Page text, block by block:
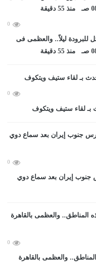
0
للبرودة ليلاً.. والعظمى فى
0
بـ لقاء ستيف ويتكوف
0
جنوب إيران بعد سماع دوي
0
والعظمى بالقاهرة